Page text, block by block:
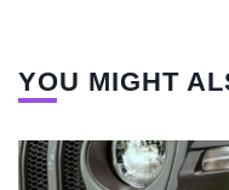
YOU MIGHT